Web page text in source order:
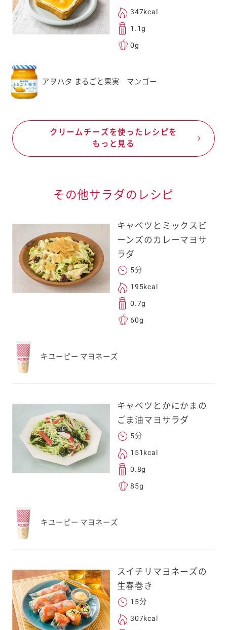
347kcal
1.1g
0g
アヲハタ まるごと果実 マンゴー
クリームチーズを使ったレシピを
もっと見る
その他サラダのレシピ
キャベツとミックスビ
ーンズのカレーマヨサ
ラダ
5分
195kcal
0.7g
60g
キユーピー マヨネーズ
キャベツとかにかまの
ごま油マヨサラダ
5分
151kcal
0.8g
85g
キユーピー マヨネーズ
スイチリマヨネーズの
生春巻き
15分
307kcal